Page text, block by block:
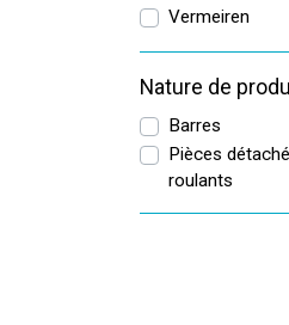
Vermeiren
Nature de
Barres
Pièces
roulants